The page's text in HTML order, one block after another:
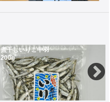
2,900
煮干しいりこ中羽
200g